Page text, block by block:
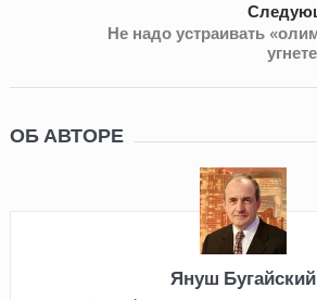
Не надо устраивать
ОБ АВТОРЕ
Януш Бугайский